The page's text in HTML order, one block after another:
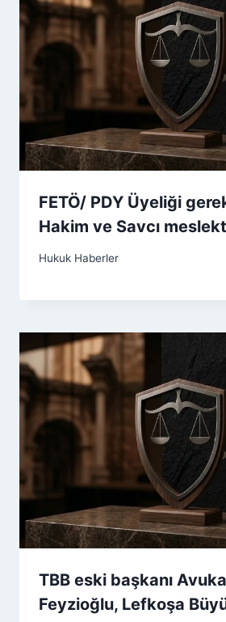
FETÖ/ PDY Üyeliği
Hakim ve Savcı
Hukuk Haberler
TBB eski başkanı
Feyzioğlu, Lefkoşa